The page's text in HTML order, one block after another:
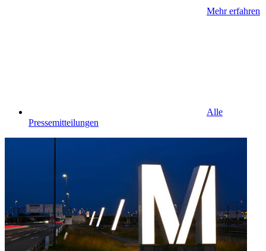
Mehr erfahren
Alle
Pressemitteilungen